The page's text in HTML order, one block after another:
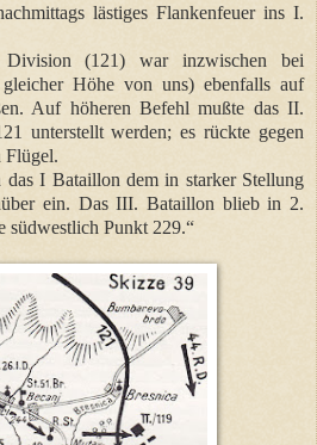
lästiges Flankenfeuer ins I.
(121) war inzwischen bei
Höhe von uns) ebenfalls auf
Auf höheren Befehl mußte das II.
unterstellt werden; es rückte gegen
Flügel.
das I Bataillon dem in starker Stellung
ein. Das III. Bataillon blieb in 2.
Punkt 229.“